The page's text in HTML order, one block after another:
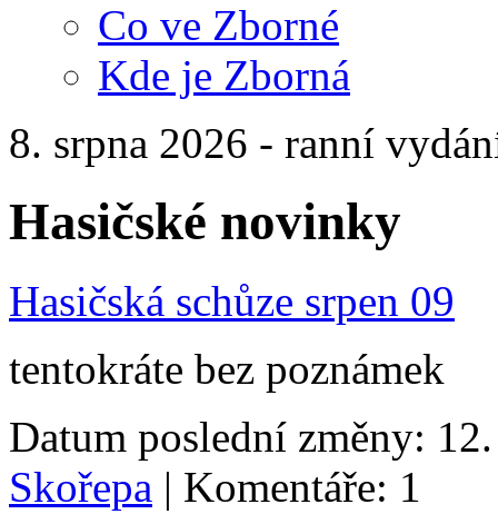
Co ve Zborné
Kde je Zborná
8. srpna 2026 - ranní
Hasičské novinky
Hasičská schůze srpen 09
tentokráte bez poznámek
Datum poslední změny:
Skořepa | Komentáře: 1